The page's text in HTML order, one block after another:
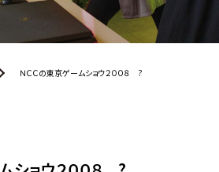
ＮＣＣの東京ゲームショウ２００８ ?